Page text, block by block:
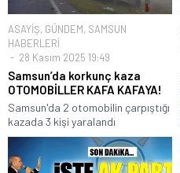
ASAYİŞ, GÜNDEM, SAMSUN
HABERLERİ
28 Kasım 2025 19:49
Samsun’da korkunç kaza
OTOMOBİLLER KAFA KAFAYA!
Samsun'da 2 otomobilin çarpıştığı
kazada 3 kişi yaralandı